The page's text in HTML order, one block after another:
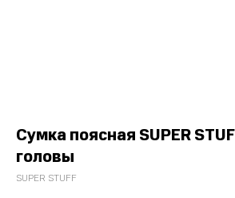
Сумка поясная SUPER
головы
SUPER STUFF